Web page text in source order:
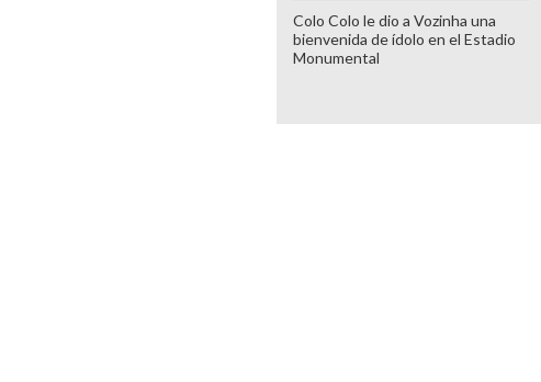
Colo Colo le dio a Vozinha una
bienvenida de ídolo en el Estadio
Monumental